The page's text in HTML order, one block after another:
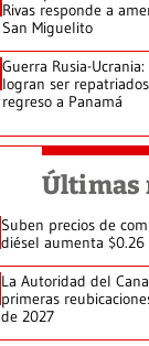
Rivas responde a
San Miguelito
Guerra Rusia-
logran ser
regreso a Panamá
Últimas
Suben precios de
diésel aumenta
La Autoridad del
primeras
de 2027